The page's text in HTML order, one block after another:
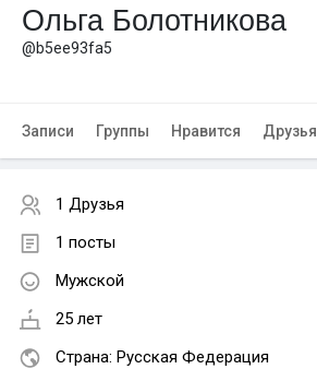
Ольга Болотникова
@b5ee93fa5
Записи Группы Нравится Друзья
1 Друзья
1 посты
Мужской
25 лет
Страна: Русская Федерация